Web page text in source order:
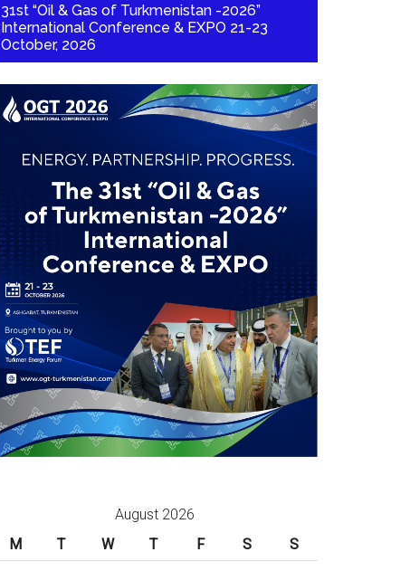
31st “Oil & Gas of Turkmenistan -2026”
International Conference & EXPO 21-23
October, 2026
August 2026
M
T W T F S S